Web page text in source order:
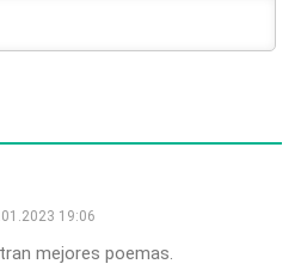
19:06
mejores poemas.